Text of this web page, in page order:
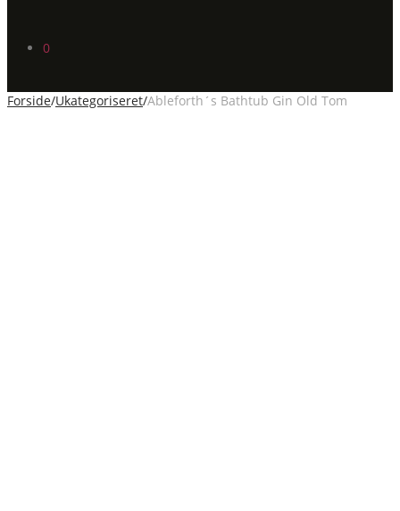
0
Forside/Ukategoriseret/Ableforth´s Bathtub Gin Old Tom